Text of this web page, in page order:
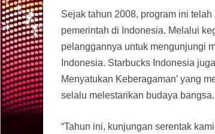
Sejak tahun 2008, program ini
pemerintah di Indonesia. Melalui
pelanggannya untuk mengunjungi
Indonesia. Starbucks Indonesia
Menyatukan Keberagaman’ yang
selalu melestarikan budaya bangsa.
“Tahun ini, kunjungan serentak